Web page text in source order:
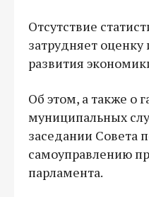
Отсутствие
затрудняет
развития
Об этом, а также о
муниципальных
заседании Совета
самоуправлению
парламента.